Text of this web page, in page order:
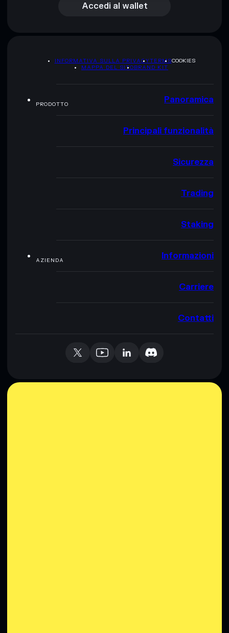
Accedi al wallet
INFORMATIVA SULLA PRIVACYTERMSCOOKIES
MAPPA DEL SITOBRAND KIT
PRODOTTO Panoramica
Principali funzionalità
Sicurezza
Trading
Staking
AZIENDA Informazioni
Carriere
Contatti